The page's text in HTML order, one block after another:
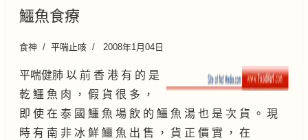
鱷魚食療
食神 平喘止咳 2008年1月04日
平喘健肺 以 前 香 港 有 的 是
乾 鱷 魚 肉 ， 假 貨 很 多 ，
即 使 在 泰 國 鱷 魚 場 飲 的 鱷 魚 湯 也 是 次 貨 。 現
時 有 南 非 冰 鮮 鱷 魚 出 售 ， 貨 正 價 實 ， 在